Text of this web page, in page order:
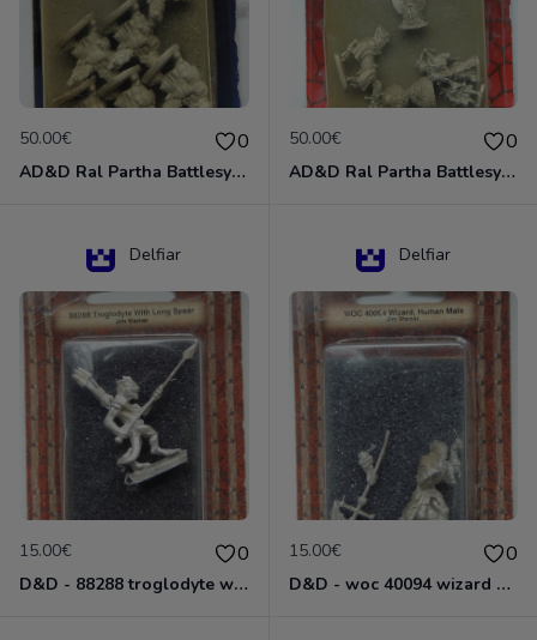
50.00€ 0
AD&D Ral Partha Battlesystem Miniatures Pack Iron Lord Dwarf Crossbowmen 11-854
50.00€ 0
AD&D Ral Partha Battlesystem Villains/Forgotten Realms 11-955 Miniatures
Delfiar
15.00€ 0
D&D - 88288 troglodyte with long Miniature - Donjons Dragons
Delfiar
15.00€ 0
D&D - woc 40094 wizard human male Miniature - Donjons Dragons